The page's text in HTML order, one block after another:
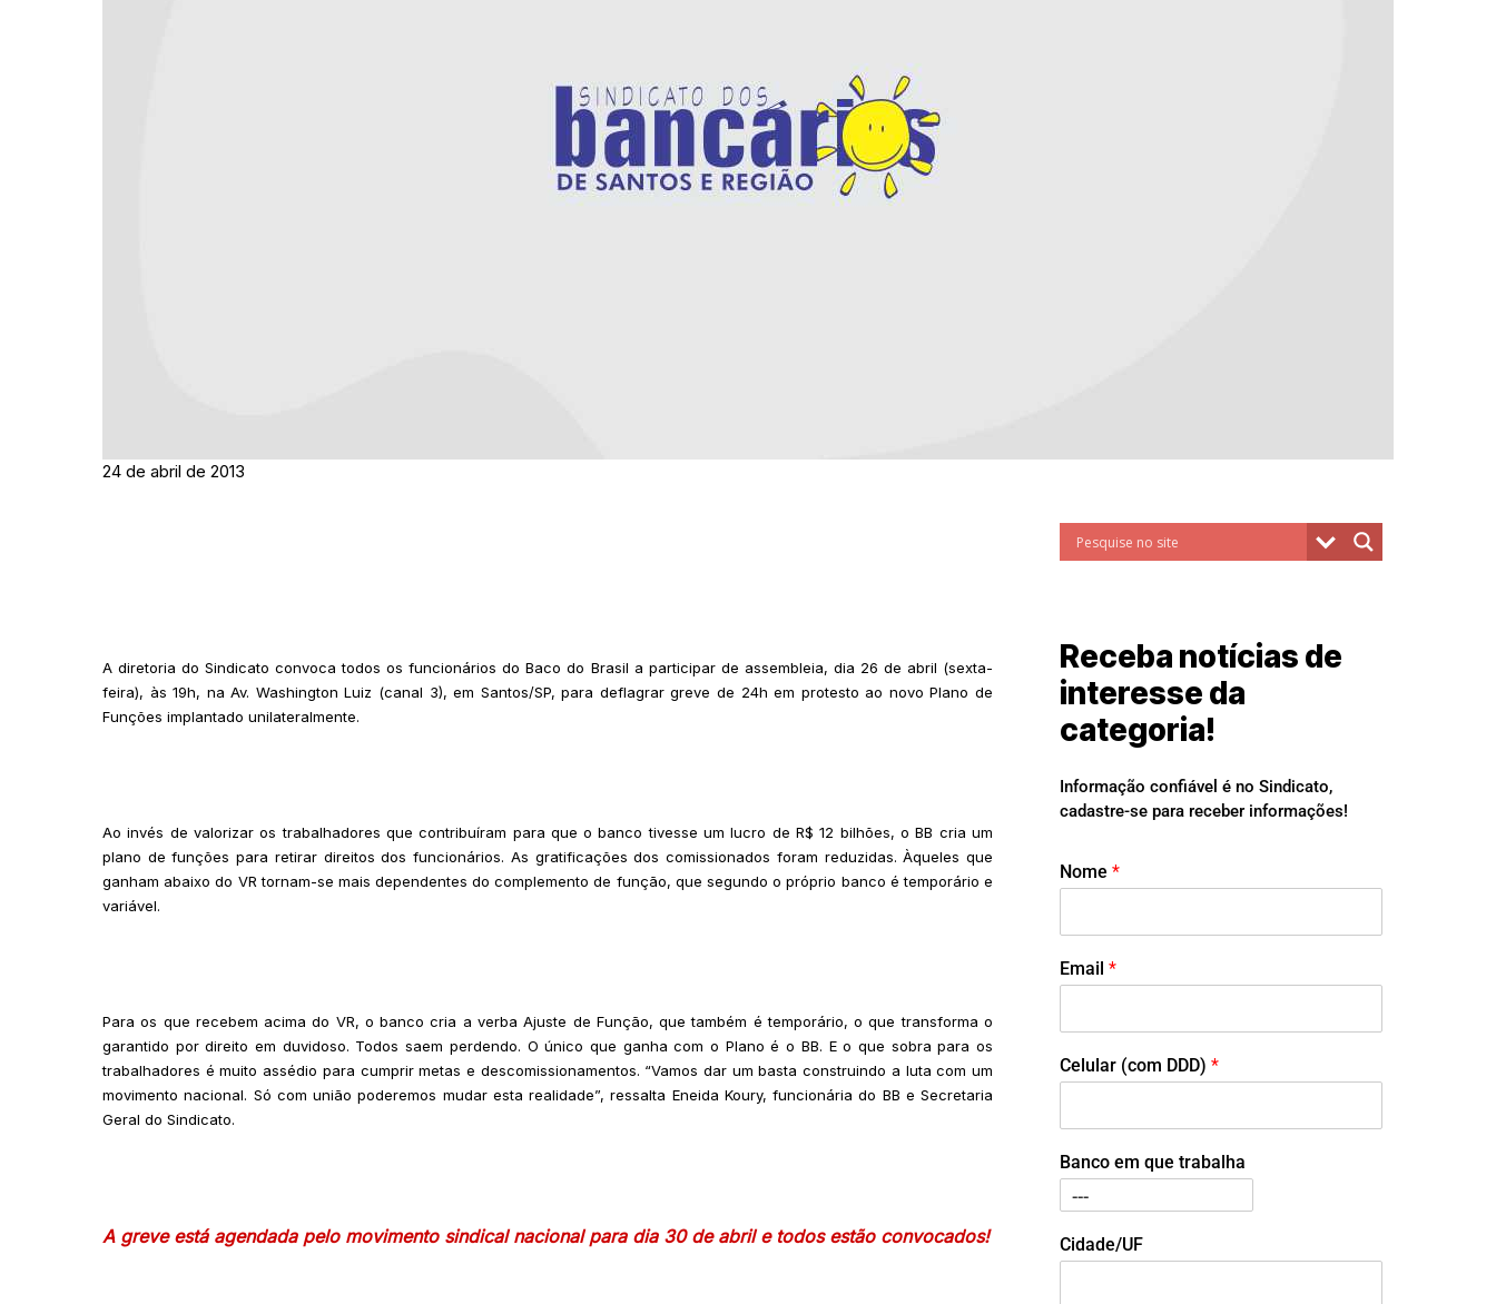
24 de abril de 2013
A diretoria do Sindicato convoca todos os funcionários do Baco do Brasil a participar de assembleia, dia 26 de abril (sexta-
feira), às 19h, na Av. Washington Luiz (canal 3), em Santos/SP, para deflagrar greve de 24h em protesto ao novo Plano de
Funções implantado unilateralmente.
Ao invés de valorizar os trabalhadores que contribuíram para que o banco tivesse um lucro de R$ 12 bilhões, o BB cria um
plano de funções para retirar direitos dos funcionários. As gratificações dos comissionados foram reduzidas. Àqueles que
ganham abaixo do VR tornam-se mais dependentes do complemento de função, que segundo o próprio banco é temporário e
variável.
Para os que recebem acima do VR, o banco cria a verba Ajuste de Função, que também é temporário, o que transforma o
garantido por direito em duvidoso. Todos saem perdendo. O único que ganha com o Plano é o BB. E o que sobra para os
trabalhadores é muito assédio para cumprir metas e descomissionamentos. “Vamos dar um basta construindo a luta com um
movimento nacional. Só com união poderemos mudar esta realidade”, ressalta Eneida Koury, funcionária do BB e Secretaria
Geral do Sindicato.
A greve está agendada pelo movimento sindical nacional para dia 30 de abril e todos estão convocados!
Receba notícias de
interesse da
categoria!
Informação confiável é no Sindicato,
cadastre-se para receber informações!
Nome *
Email *
Celular (com DDD) *
Banco em que trabalha
Cidade/UF